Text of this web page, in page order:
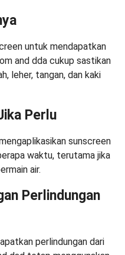
untuk mendapatkan
and dda cukup sastikan
leher, tangan, dan kaki
Perlu
sunscreen
waktu, terutama jika
air.
Perlindungan
perlindungan dari